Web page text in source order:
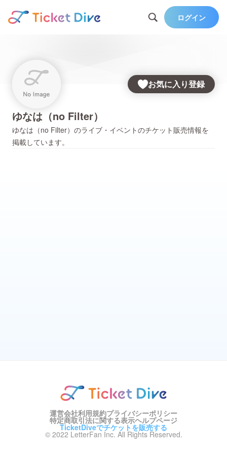
ログイン
お気に入り登録
ゆなは（no Filter）
ゆなは（no Filter） のライブ・イベントのチケット販売情報を
掲載しています。
運営会社利用規約プライバシーポリシー
特定商取引法に関する表示ヘルプページ
TicketDiveでチケットを販売する
© 2022 LetterFan Inc. All Rights Reserved.